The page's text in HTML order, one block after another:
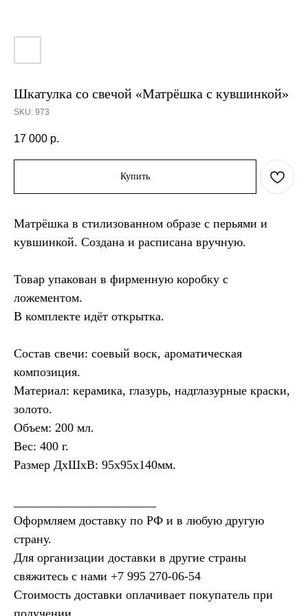
Шкатулка со свечой «Матрёшка с кувшинкой»
SKU: 973
17 000 р.
Купить
Матрёшка в стилизованном образе с перьями и
кувшинкой. Создана и расписана вручную.
Товар упакован в фирменную коробку с
ложементом.
В комплекте идёт открытка.
Состав свечи: соевый воск, ароматическая
композиция.
Материал: керамика, глазурь, надглазурные краски,
золото.
Объем: 200 мл.
Вес: 400 г.
Размер ДхШхВ: 95х95х140мм.
Оформляем доставку по РФ и в любую другую
страну.
Для организации доставки в другие страны
свяжитесь с нами ‪ +7 995 270‑06‑54‬
Стоимость доставки оплачивает покупатель при